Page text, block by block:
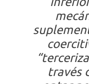
través